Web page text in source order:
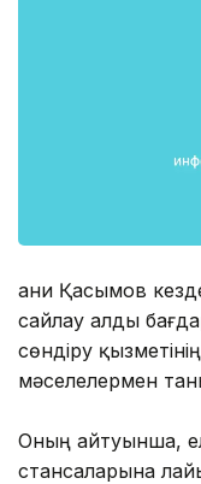
Ғани Қасымов
сайлау алды
сөндіру
мәселелермен
Оның айтуынша,
стансаларына